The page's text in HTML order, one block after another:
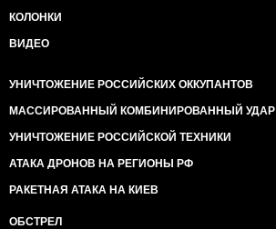
КОЛОНКИ
ВИДЕО
УНИЧТОЖЕНИЕ РОССИЙСКИХ ОККУПАНТОВ
МАССИРОВАННЫЙ КОМБИНИРОВАННЫЙ УДАР
УНИЧТОЖЕНИЕ РОССИЙСКОЙ ТЕХНИКИ
АТАКА ДРОНОВ НА РЕГИОНЫ РФ
РАКЕТНАЯ АТАКА НА КИЕВ
ОБСТРЕЛ